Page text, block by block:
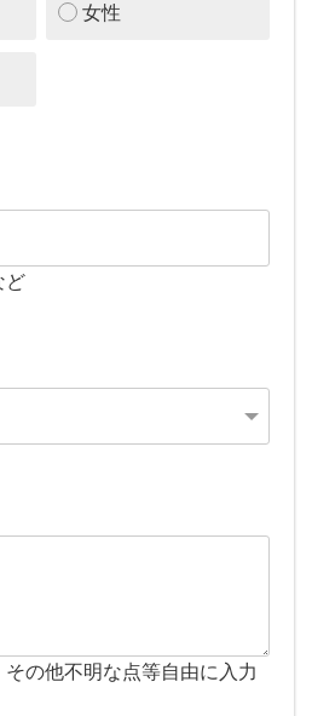
女性
ど
の他不明な点等自由に入力